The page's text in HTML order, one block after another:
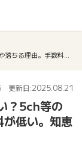
更新日:2025.08.21
？5ch等の
低い。知恵